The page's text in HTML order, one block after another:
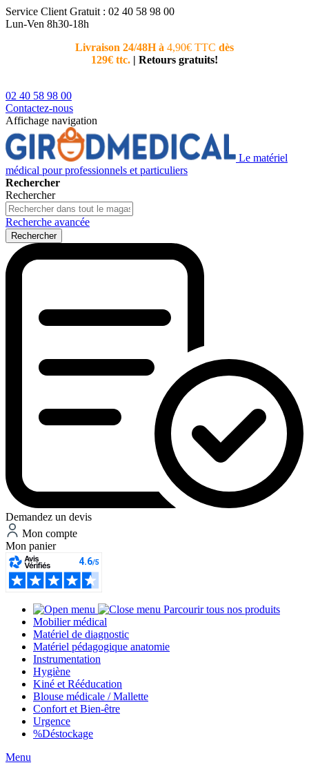
Service Client Gratuit : 02 40 58 98 00
Lun-Ven 8h30-18h
Livraison 24/48H à 4,90€ TTC dès
129€ ttc. | Retours gratuits!
02 40 58 98 00
Contactez-nous
Affichage navigation
Le matériel
médical pour professionnels et particuliers
Rechercher
Rechercher
Recherche avancée
Rechercher
Demandez un devis
Mon compte
Mon panier
Parcourir tous nos produits
Mobilier médical
Matériel de diagnostic
Matériel pédagogique anatomie
Instrumentation
Hygiène
Kiné et Rééducation
Blouse médicale / Mallette
Confort et Bien-être
Urgence
%Déstockage
Menu